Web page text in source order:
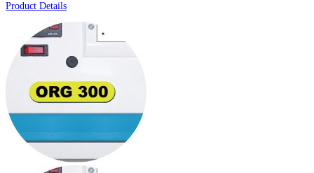
Product Details